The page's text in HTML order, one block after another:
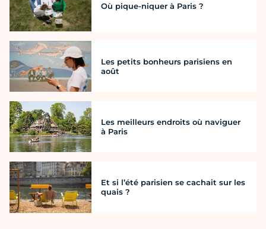
Où pique-niquer à Paris ?
Les petits bonheurs parisiens en
août
Les meilleurs endroits où naviguer
à Paris
Et si l’été parisien se cachait sur les
quais ?